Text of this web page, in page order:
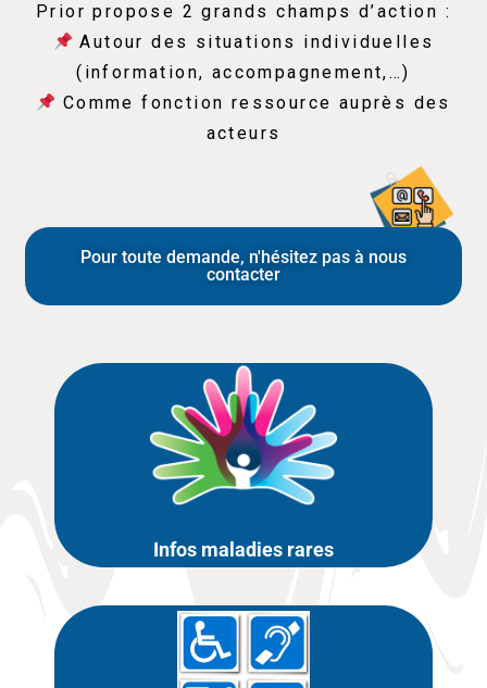
Prior propose 2 grands champs d’action :
Autour des situations individuelles
(information, accompagnement,…)
Comme fonction ressource auprès des
acteurs
Pour toute demande, n'hésitez pas à nous
contacter
Infos maladies rares